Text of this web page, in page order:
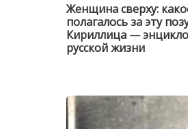
Женщина сверху:
полагалось за эту
Кириллица —
русской жизни